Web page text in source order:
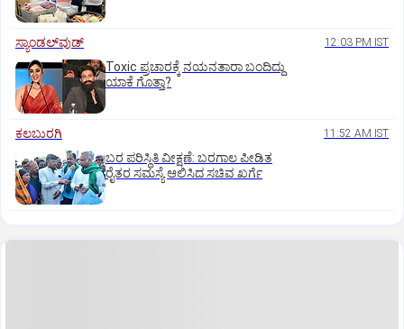
ಸ್ಯಾಂಡಲ್‌ವುಡ್‌ 12:03 PM IST
Toxic ಪ್ರಚಾರಕ್ಕೆ ನಯನತಾರಾ ಬಂದಿದ್ದು
ಯಾಕೆ ಗೊತ್ತಾ?
ಕಲಬುರಗಿ 11:52 AM IST
ಬರ ಪರಿಸ್ಥಿತಿ ವೀಕ್ಷಣೆ: ಬರಗಾಲ ಪೀಡಿತ
ರೈತರ ಸಮಸ್ಯೆ ಆಲಿಸಿದ ಸಚಿವ ಖರ್ಗೆ